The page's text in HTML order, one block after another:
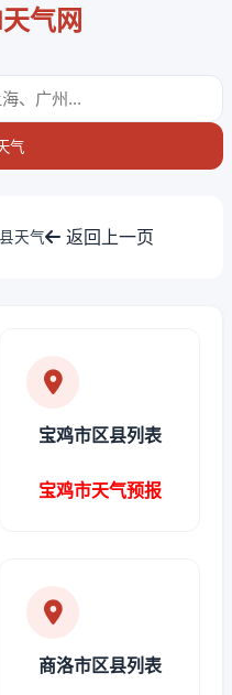
气网
气
天气 返回上一页
宝鸡市区县列表
宝鸡市天气预报
商洛市区县列表